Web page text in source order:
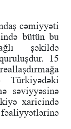
cəmiyyəti
bütün bu
şəkildə
15
Türkiyədəki
səviyyəsinə
xaricində